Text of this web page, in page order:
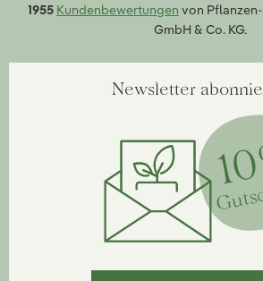
1955 Kundenbewertungen von
GmbH & Co. KG.
Newsletter